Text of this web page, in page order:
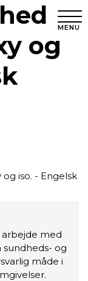
MENU
og
iso. - Engelsk
med
sundheds- og
måde i